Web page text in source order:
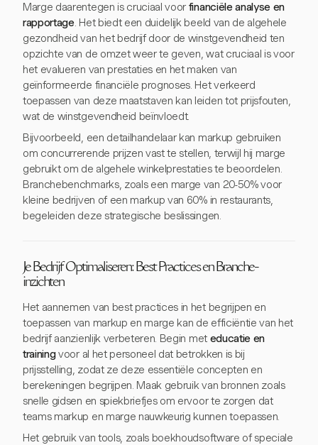
Marge daarentegen is cruciaal voor financiële analyse en
rapportage. Het biedt een duidelijk beeld van de algehele
gezondheid van het bedrijf door de winstgevendheid ten
opzichte van de omzet weer te geven, wat cruciaal is voor
het evalueren van prestaties en het maken van
geïnformeerde financiële prognoses. Het verkeerd
toepassen van deze maatstaven kan leiden tot prijsfouten,
wat de winstgevendheid beïnvloedt.
Bijvoorbeeld, een detailhandelaar kan markup gebruiken
om concurrerende prijzen vast te stellen, terwijl hij marge
gebruikt om de algehele winkelprestaties te beoordelen.
Branchebenchmarks, zoals een marge van 20-50% voor
kleine bedrijven of een markup van 60% in restaurants,
begeleiden deze strategische beslissingen.
Je Bedrijf Optimaliseren: Best Practices en Branche-
inzichten
Het aannemen van best practices in het begrijpen en
toepassen van markup en marge kan de efficiëntie van het
bedrijf aanzienlijk verbeteren. Begin met educatie en
trainingvoor al het personeel dat betrokken is bij
prijsstelling, zodat ze deze essentiële concepten en
berekeningen begrijpen. Maak gebruik van bronnen zoals
snelle gidsen en spiekbriefjes om ervoor te zorgen dat
teams markup en marge nauwkeurig kunnen toepassen.
Het gebruik van tools, zoals boekhoudsoftware of speciale